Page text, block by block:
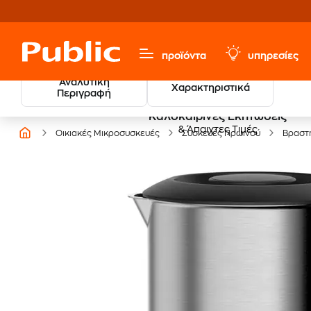
προϊόντα υπηρεσίες
Αναλυτική
Περιγραφή
Χαρακτηριστικά
Καλοκαιρινές Εκπτώσεις
& Άπαιχτες Τιμές
Οικιακές Μικροσυσκευές Συσκευές Πρωινού